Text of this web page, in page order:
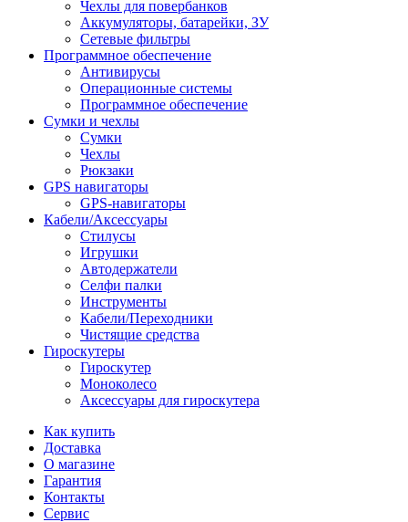
Чехлы для повербанков
Аккумуляторы, батарейки, ЗУ
Сетевые фильтры
Программное обеспечение
Антивирусы
Операционные системы
Программное обеспечение
Сумки и чехлы
Сумки
Чехлы
Рюкзаки
GPS навигаторы
GPS-навигаторы
Кабели/Аксессуары
Стилусы
Игрушки
Автодержатели
Селфи палки
Инструменты
Кабели/Переходники
Чистящие средства
Гироскутеры
Гироскутер
Моноколесо
Аксессуары для гироскутера
Как купить
Доставка
О магазине
Гарантия
Контакты
Сервис